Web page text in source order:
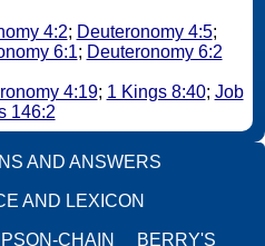
4:2; Deuteronomy 4:5;
6:1; Deuteronomy 6:2
4:19; 1 Kings 8:40; Job
146:2
AND ANSWERS
AND LEXICON
CHAIN BERRY'S